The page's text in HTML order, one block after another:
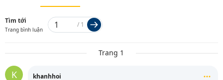
Tìm tới
Trang bình luận
/ 1
Trang 1
K khanhhoi